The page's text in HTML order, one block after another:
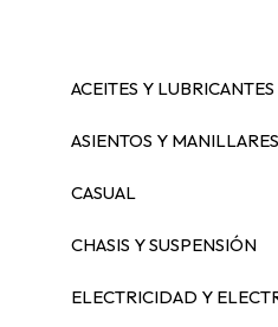
ACEITES Y LUBRICANTES
ASIENTOS Y MANILLARES
CASUAL
CHASIS Y SUSPENSIÓN
ELECTRICIDAD Y